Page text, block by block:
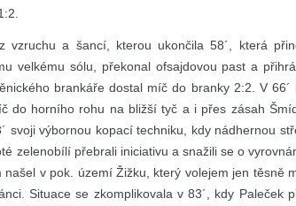
vzruchu a šancí, kterou ukončila 58´, která
velkému sólu, překonal ofsajdovou past a
brankáře dostal míč do branky 2:2. V 66´
do horního rohu na bližší tyč a i přes zásah
svoji výbornou kopací techniku, kdy nádhernou
zelenobílí přebrali iniciativu a snažili se o
v pok. území Žižku, který volejem jen těsně
Situace se zkomplikovala v 83´, kdy Paleček